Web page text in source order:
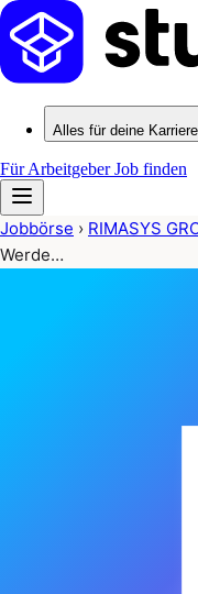
Alles für deine Karriere
Für ArbeitgeberJob finden
Jobbörse › RIMASYS
Werde…